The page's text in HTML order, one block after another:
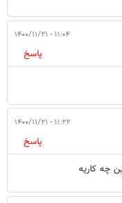
۱۱:۰۴ - ۱۴۰۰/۱۱/۲۱
پاسخ
۱۱:۲۲ - ۱۴۰۰/۱۱/۲۱
پاسخ
چه کاریه